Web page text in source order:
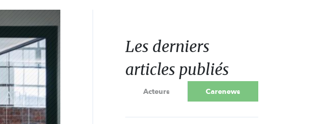
Les derniers
articles publiés
Acteurs Carenews